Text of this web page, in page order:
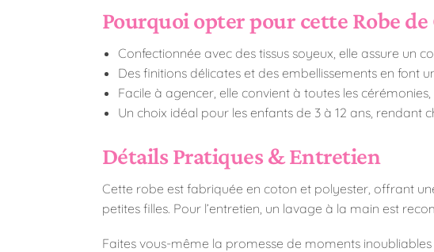
Pourquoi opter pour cette Robe de
Confectionnée avec des tissus soyeux, elle assure un
Des finitions délicates et des embellissements en font
Facile à agencer, elle convient à toutes les cérémonies,
Un choix idéal pour les enfants de 3 à 12 ans, rendant
Détails Pratiques & Entretien
Cette robe est fabriquée en coton et polyester, offrant
petites filles. Pour l’entretien, un lavage à la main est
Faites vous-même la promesse de moments